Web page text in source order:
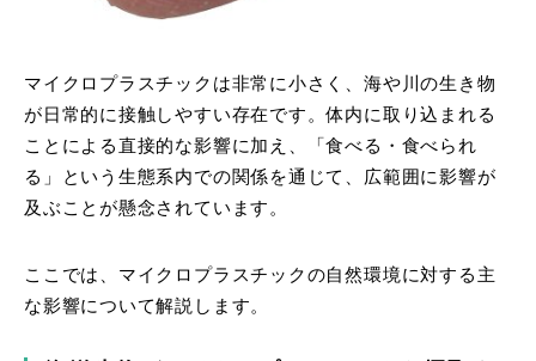
マイクロプラスチックは非常に小さく、海や川の生き物
が日常的に接触しやすい存在です。体内に取り込まれる
ことによる直接的な影響に加え、「食べる・食べられ
る」という生態系内での関係を通じて、広範囲に影響が
及ぶことが懸念されています。
ここでは、マイクロプラスチックの自然環境に対する主
な影響について解説します。